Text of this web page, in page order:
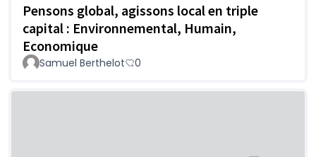
Pensons global, agissons local en triple
capital : Environnemental, Humain,
Economique
Samuel Berthelot 0